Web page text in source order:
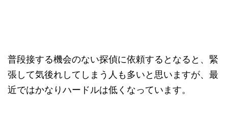
普段接する機会のない探偵に依頼するとなると、緊
張して気後れしてしまう人も多いと思いますが、最
近ではかなりハードルは低くなっています。